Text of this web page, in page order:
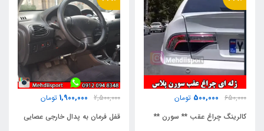
2,500,000
1,900,000 تومان
قفل فرمان به پدال خارجی عصایی
350,000
250,000 تومان